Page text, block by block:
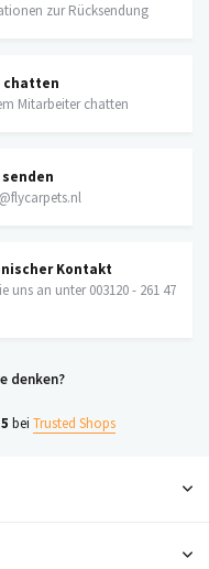
zur Rücksendung
chatten
Mitarbeiter chatten
senden
Kontakt
uns an unter 003120 - 261 47
denken?
bei Trusted Shops